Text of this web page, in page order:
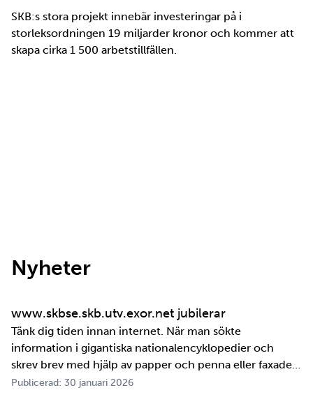
SKB:s stora projekt innebär investeringar på i
storleksordningen 19 miljarder kronor och kommer att
skapa cirka 1 500 arbetstillfällen.
Nyheter
www.skbse.skb.utv.exor.net jubilerar
Tänk dig tiden innan internet. När man sökte
information i gigantiska nationalencyklopedier och
skrev brev med hjälp av papper och penna eller faxade
om ett meddelande skulle fram snabbt. Det är inte
Publicerad: 30 januari 2026